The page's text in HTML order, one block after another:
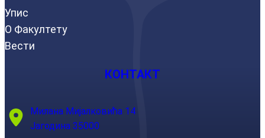
Упис
О Факултету
Вести
КОНТАКТ
Милана Мијалковића 14
Јагодина 35000